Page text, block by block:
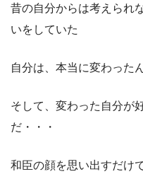
昔の自分からは考えられ
いをしていた
自分は、本当に変わった
そして、変わった自分が
だ・・・
和臣の顔を思い出すだけ